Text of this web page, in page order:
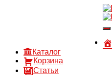
Войти
Каталог
Корзина
Статьи